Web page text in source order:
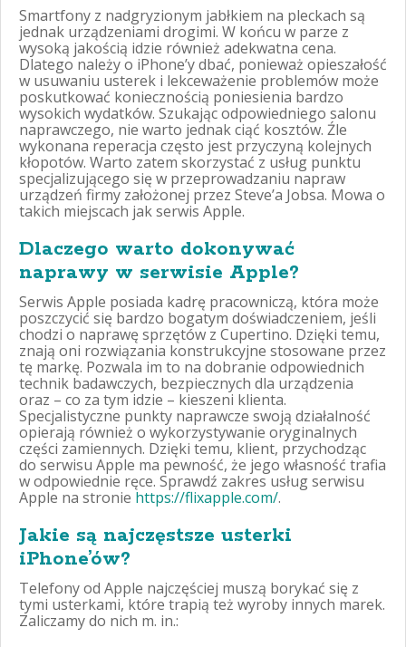
Smartfony z nadgryzionym jabłkiem na pleckach są
jednak urządzeniami drogimi. W końcu w parze z
wysoką jakością idzie również adekwatna cena.
Dlatego należy o iPhone’y dbać, ponieważ opieszałość
w usuwaniu usterek i lekceważenie problemów może
poskutkować koniecznością poniesienia bardzo
wysokich wydatków. Szukając odpowiedniego salonu
naprawczego, nie warto jednak ciąć kosztów. Źle
wykonana reperacja często jest przyczyną kolejnych
kłopotów. Warto zatem skorzystać z usług punktu
specjalizującego się w przeprowadzaniu napraw
urządzeń firmy założonej przez Steve’a Jobsa. Mowa o
takich miejscach jak serwis Apple.
Dlaczego warto dokonywać
naprawy w serwisie Apple?
Serwis Apple posiada kadrę pracowniczą, która może
poszczycić się bardzo bogatym doświadczeniem, jeśli
chodzi o naprawę sprzętów z Cupertino. Dzięki temu,
znają oni rozwiązania konstrukcyjne stosowane przez
tę markę. Pozwala im to na dobranie odpowiednich
technik badawczych, bezpiecznych dla urządzenia
oraz – co za tym idzie – kieszeni klienta.
Specjalistyczne punkty naprawcze swoją działalność
opierają również o wykorzystywanie oryginalnych
części zamiennych. Dzięki temu, klient, przychodząc
do serwisu Apple ma pewność, że jego własność trafia
w odpowiednie ręce. Sprawdź zakres usług serwisu
Apple na stronie https://flixapple.com/.
Jakie są najczęstsze usterki
iPhone’ów?
Telefony od Apple najczęściej muszą borykać się z
tymi usterkami, które trapią też wyroby innych marek.
Zaliczamy do nich m. in.: